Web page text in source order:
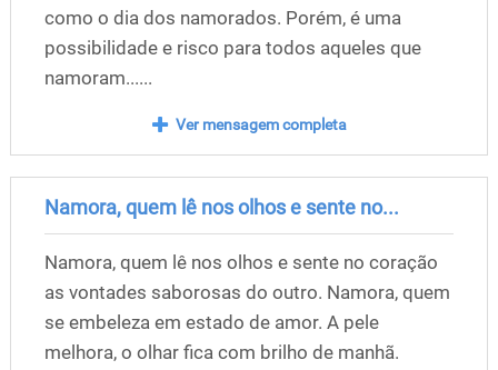
como o dia dos namorados. Porém, é uma
possibilidade e risco para todos aqueles que
namoram......
Ver mensagem completa
Namora, quem lê nos olhos e sente no...
Namora, quem lê nos olhos e sente no coração
as vontades saborosas do outro. Namora, quem
se embeleza em estado de amor. A pele
melhora, o olhar fica com brilho de manhã.